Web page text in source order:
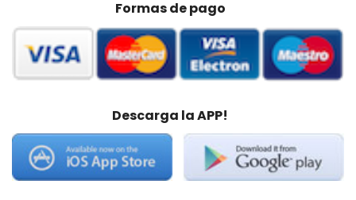
Formas de pago
Descarga la APP!